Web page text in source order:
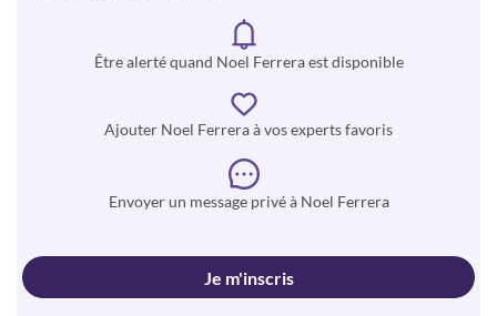
Être alerté quand Noel Ferrera est disponible
Ajouter Noel Ferrera à vos experts favoris
Envoyer un message privé à Noel Ferrera
Je m'inscris